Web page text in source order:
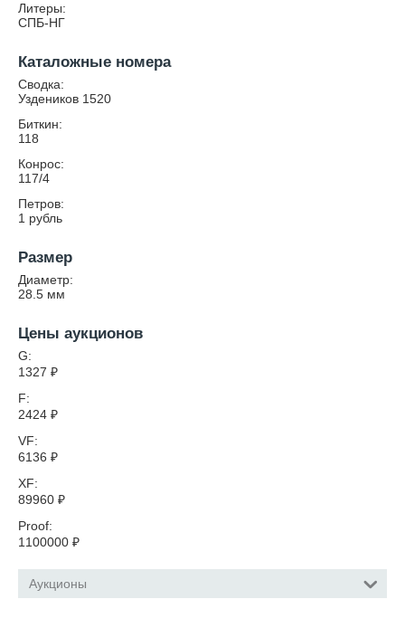
Литеры:
СПБ-НГ
Каталожные номера
Сводка:
Уздеников 1520
Биткин:
118
Конрос:
117/4
Петров:
1 рубль
Размер
Диаметр:
28.5 мм
Цены аукционов
G:
1327 ₽
F:
2424 ₽
VF:
6136 ₽
XF:
89960 ₽
Proof:
1100000 ₽
Аукционы